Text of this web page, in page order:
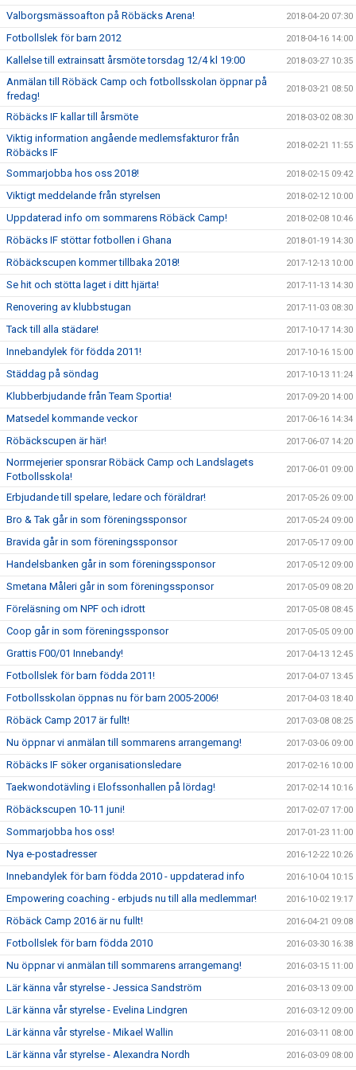
Valborgsmässoafton på Röbäcks Arena! 2018-04-20 07:30
Fotbollslek för barn 2012 2018-04-16 14:00
Kallelse till extrainsatt årsmöte torsdag 12/4 kl 19:00 2018-03-27 10:35
Anmälan till Röbäck Camp och fotbollsskolan öppnar på
fredag!
2018-03-21 08:50
Röbäcks IF kallar till årsmöte 2018-03-02 08:30
Viktig information angående medlemsfakturor från
Röbäcks IF
2018-02-21 11:55
Sommarjobba hos oss 2018! 2018-02-15 09:42
Viktigt meddelande från styrelsen 2018-02-12 10:00
Uppdaterad info om sommarens Röbäck Camp! 2018-02-08 10:46
Röbäcks IF stöttar fotbollen i Ghana 2018-01-19 14:30
Röbäckscupen kommer tillbaka 2018! 2017-12-13 10:00
Se hit och stötta laget i ditt hjärta! 2017-11-13 14:30
Renovering av klubbstugan 2017-11-03 08:30
Tack till alla städare! 2017-10-17 14:30
Innebandylek för födda 2011! 2017-10-16 15:00
Städdag på söndag 2017-10-13 11:24
Klubberbjudande från Team Sportia! 2017-09-20 14:00
Matsedel kommande veckor 2017-06-16 14:34
Röbäckscupen är här! 2017-06-07 14:20
Norrmejerier sponsrar Röbäck Camp och Landslagets
Fotbollsskola!
2017-06-01 09:00
Erbjudande till spelare, ledare och föräldrar! 2017-05-26 09:00
Bro & Tak går in som föreningssponsor 2017-05-24 09:00
Bravida går in som föreningssponsor 2017-05-17 09:00
Handelsbanken går in som föreningssponsor 2017-05-12 09:00
Smetana Måleri går in som föreningssponsor 2017-05-09 08:20
Föreläsning om NPF och idrott 2017-05-08 08:45
Coop går in som föreningssponsor 2017-05-05 09:00
Grattis F00/01 Innebandy! 2017-04-13 12:45
Fotbollslek för barn födda 2011! 2017-04-07 13:45
Fotbollsskolan öppnas nu för barn 2005-2006! 2017-04-03 18:40
Röbäck Camp 2017 är fullt! 2017-03-08 08:25
Nu öppnar vi anmälan till sommarens arrangemang! 2017-03-06 09:00
Röbäcks IF söker organisationsledare 2017-02-16 10:00
Taekwondotävling i Elofssonhallen på lördag! 2017-02-14 10:16
Röbäckscupen 10-11 juni! 2017-02-07 17:00
Sommarjobba hos oss! 2017-01-23 11:00
Nya e-postadresser 2016-12-22 10:26
Innebandylek för barn födda 2010 - uppdaterad info 2016-10-04 10:15
Empowering coaching - erbjuds nu till alla medlemmar! 2016-10-02 19:17
Röbäck Camp 2016 är nu fullt! 2016-04-21 09:08
Fotbollslek för barn födda 2010 2016-03-30 16:38
Nu öppnar vi anmälan till sommarens arrangemang! 2016-03-15 11:00
Lär känna vår styrelse - Jessica Sandström 2016-03-13 09:00
Lär känna vår styrelse - Evelina Lindgren 2016-03-12 09:00
Lär känna vår styrelse - Mikael Wallin 2016-03-11 08:00
Lär känna vår styrelse - Alexandra Nordh 2016-03-09 08:00